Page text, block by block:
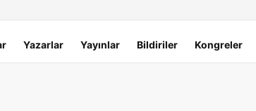
Yazarlar Yayınlar Bildiriler Kongreler